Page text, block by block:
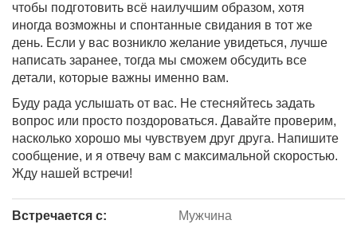
чтобы подготовить всё наилучшим образом, хотя
иногда возможны и спонтанные свидания в тот же
день. Если у вас возникло желание увидеться, лучше
написать заранее, тогда мы сможем обсудить все
детали, которые важны именно вам.
Буду рада услышать от вас. Не стесняйтесь задать
вопрос или просто поздороваться. Давайте проверим,
насколько хорошо мы чувствуем друг друга. Напишите
сообщение, и я отвечу вам с максимальной скоростью.
Жду нашей встречи!
Встречается с: Мужчина